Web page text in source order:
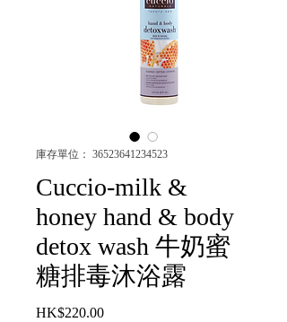
庫存單位： 36523641234523
Cuccio-milk &
honey hand & body
detox wash 牛奶蜜
糖排毒沐浴露
HK$220.00價格